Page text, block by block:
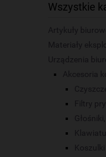
Wszystkie
Artykuły
Materiały
Urządzenia
Akcesoria
Filtry